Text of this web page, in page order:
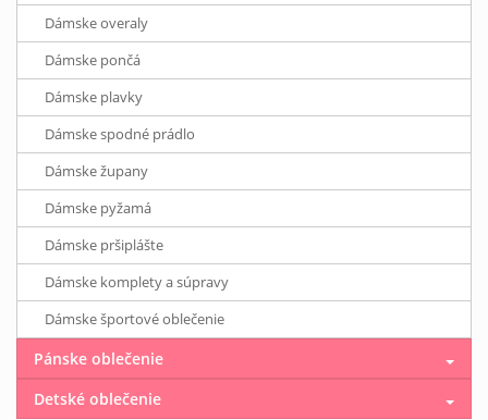
Dámske overaly
Dámske pončá
Dámske plavky
Dámske spodné prádlo
Dámske župany
Dámske pyžamá
Dámske pršiplášte
Dámske komplety a súpravy
Dámske športové oblečenie
Pánske oblečenie
Detské oblečenie